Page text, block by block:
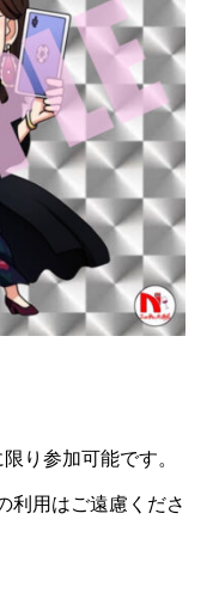
り参加可能です。
利用はご遠慮くださ